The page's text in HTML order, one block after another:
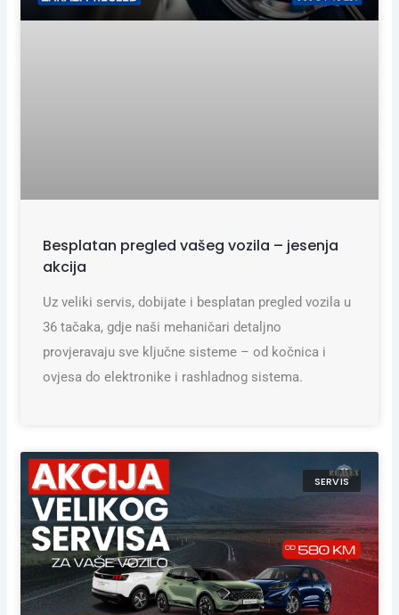
Besplatan pregled vašeg vozila – jesenja
akcija
Uz veliki servis, dobijate i besplatan pregled vozila u
36 tačaka, gdje naši mehaničari detaljno
provjeravaju sve ključne sisteme – od kočnica i
ovjesa do elektronike i rashladnog sistema.
SERVIS